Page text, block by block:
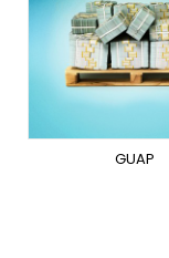
GUAP